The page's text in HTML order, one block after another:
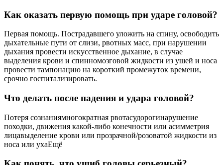
Как оказать первую помощь при ударе головой?
Первая помощь. Пострадавшего уложить на спину, освободить
дыхательные пути от слизи, рвотных масс, при нарушении
дыхания провести искусственное дыхание, в случае
выделения крови и спинномозговой жидкости из ушей и носа
провести тампонацию на короткий промежуток времени,
срочно госпитализировать.
Что делать после падения и удара головой?
Потеря сознаниямногократная рвотасудорогинарушение
походки, движения какой-либо конечности или асимметрия
лицавыделение крови или прозрачной/розоватой жидкости из
носа или ухаЕщё